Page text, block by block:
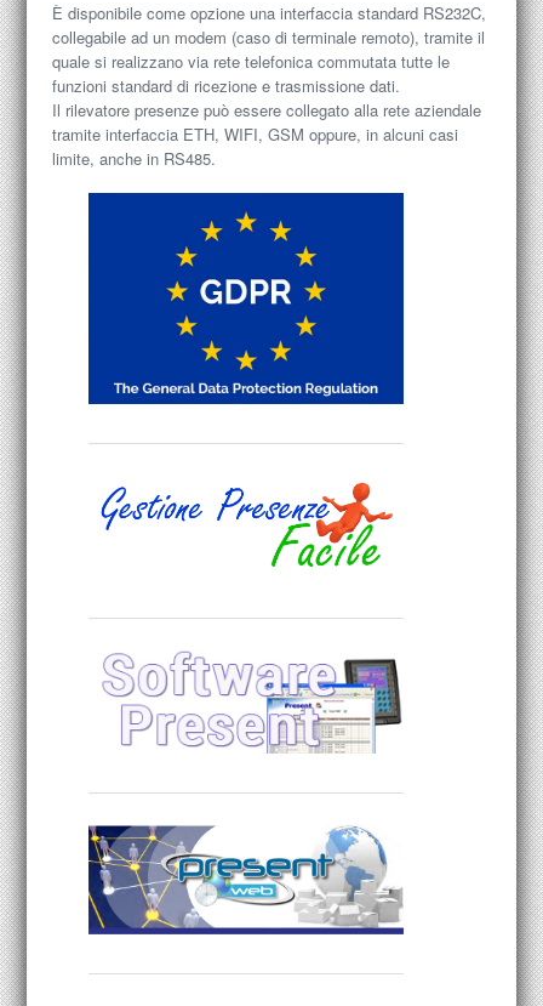
È disponibile come opzione una interfaccia standard RS232C,
collegabile ad un modem (caso di terminale remoto), tramite il
quale si realizzano via rete telefonica commutata tutte le
funzioni standard di ricezione e trasmissione dati.
Il rilevatore presenze può essere collegato alla rete aziendale
tramite interfaccia ETH, WIFI, GSM oppure, in alcuni casi
limite, anche in RS485.